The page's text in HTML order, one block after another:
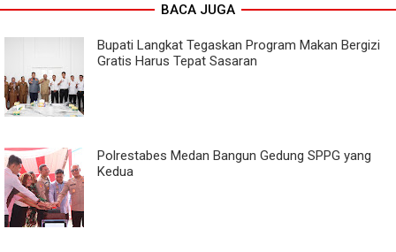
BACA JUGA
Bupati Langkat Tegaskan Program Makan Bergizi
Gratis Harus Tepat Sasaran
Polrestabes Medan Bangun Gedung SPPG yang
Kedua